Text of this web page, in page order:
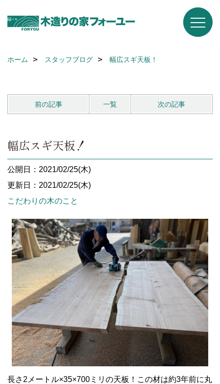
ホーム スタッフブログ 幅広スギ天板！
前の記事 一覧 次の記事
幅広スギ天板！
公開日：2021/02/25(木)
更新日：2021/02/25(木)
こだわりの木のこと
長さ2メートル×35×700ミリの天板！この材は約3年前に丸